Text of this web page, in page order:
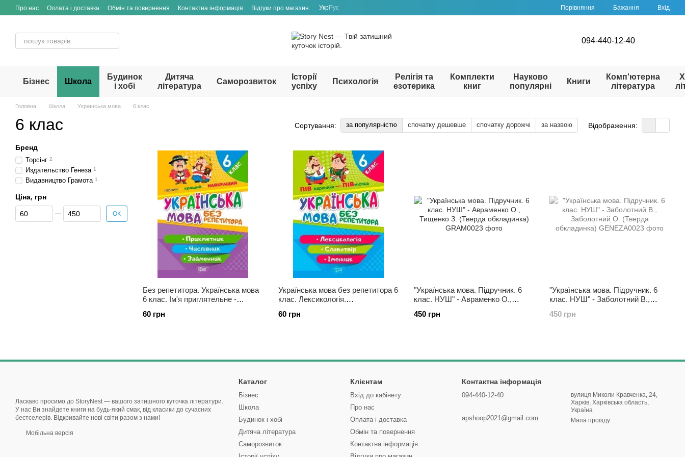
Перейти до основного контенту
Про нас Оплата і доставка Обмін та повернення Контактна інформація Відгуки про магазин УкрРус Порівняння Бажання Вхід
094-440-12-40
Бізнес Школа
Будинок
і хобі
Дитяча
література
Саморозвиток
Історії
успіху
Психологія
Релігія та
езотерика
Комплекти
книг
Науково
популярні
Книги
Комп'ютерна
література
Головна Школа Українська мова 6 клас
6 клас Сортування: за популярністю спочатку дешевше спочатку дорожчі за назвою Відображення:
Без репетитора. Українська мова
6 клас. Ім'я приглятельне -
60 грн
Українська мова без репетитора 6
клас. Лексикологія.
Денисенко Н.В
60 грн
"Українська мова. Підручник. 6
клас. НУШ" - Авраменко О.,
450 грн
"Українська мова. Підручник. 6
клас. НУШ" - Заболотний В.,
обкладинка)
450 грн
Бренд
Торсінг 2
Издательство Генеза 1
Видавництво Грамота 1
Ціна, грн
Від Ціна, грн
До Ціна, грн ОК
Ласкаво просимо до StoryNest — вашого затишного куточка літератури.
У нас Ви знайдете книги на будь-який смак, від класики до сучасних
бестселерів. Відкривайте нові світи разом з нами!
Мобільна версія
Каталог
Бізнес
Школа
Будинок і хобі
Дитяча література
Саморозвиток
Клієнтам
Вхід до кабінету
Про нас
Оплата і доставка
Обмін та повернення
Контактна інформація
Контактна інформація
094-440-12-40
apshoop2021@gmail.com
вулиця Миколи Кравченка, 24,
Харків, Харківська область,
Україна
Мапа проїзду